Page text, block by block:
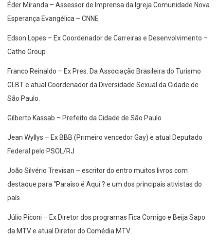
Éder Miranda – Assessor de Imprensa da Igreja Comunidade Nova
Esperança Evangélica – CNNE
Edson Lopes – Ex Coordenador de Carreiras e Desenvolvimento –
Catho Group
Franco Reinaldo – Ex Pres. Da Associação Brasileira do Turismo
GLBT e atual Coordenador da Diversidade Sexual da Cidade de
São Paulo.
Gilberto Kassab – Prefeito da Cidade de São Paulo
Jean Wyllys – Ex BBB (Primeiro vencedor Gay) e atual Deputado
Federal pelo PSOL/RJ
João Silvério Trevisan – escritor do entro muitos livros com
destaque para “Paraíso é Aquí ? e um dos principais ativistas do
país.
Júlio Piconi – Ex Diretor dos programas Fica Comigo e Beija Sapo
da MTV e atual Diretor do Comédia MTV.